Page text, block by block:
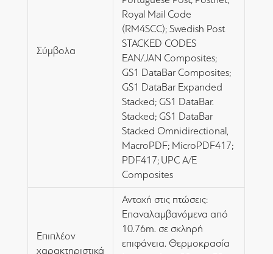
Σύμβολα
Royal Mail Code
(RM4SCC); Swedish Post
STACKED CODES
EAN/JAN Composites;
GS1 DataBar Composites;
GS1 DataBar Expanded
Stacked; GS1 DataBar.
Stacked; GS1 DataBar
Stacked Omnidirectional,
MacroPDF; MicroPDF417;
PDF417; UPC A/E
Composites
Επιπλέον
χαρακτηριστικά
Αντοχή στις πτώσεις:
Επαναλαμβανόμενα από
10.76m. σε σκληρή
επιφάνεια. Θερμοκρασία